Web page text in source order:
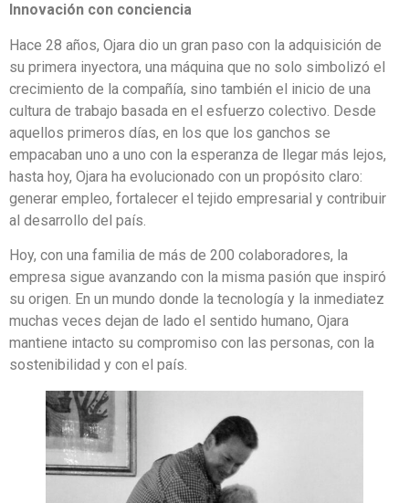
Innovación con conciencia
Hace 28 años, Ojara dio un gran paso con la adquisición de
su primera inyectora, una máquina que no solo simbolizó el
crecimiento de la compañía, sino también el inicio de una
cultura de trabajo basada en el esfuerzo colectivo. Desde
aquellos primeros días, en los que los ganchos se
empacaban uno a uno con la esperanza de llegar más lejos,
hasta hoy, Ojara ha evolucionado con un propósito claro:
generar empleo, fortalecer el tejido empresarial y contribuir
al desarrollo del país.
Hoy, con una familia de más de 200 colaboradores, la
empresa sigue avanzando con la misma pasión que inspiró
su origen. En un mundo donde la tecnología y la inmediatez
muchas veces dejan de lado el sentido humano, Ojara
mantiene intacto su compromiso con las personas, con la
sostenibilidad y con el país.